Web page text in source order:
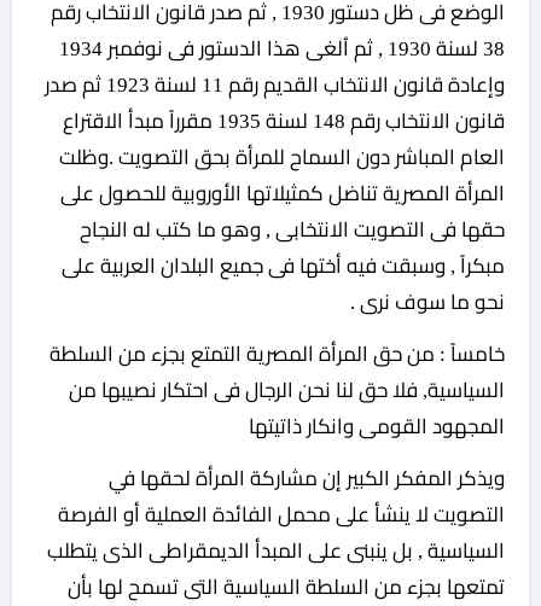
الوضع فى ظل دستور 1930 , ثم صدر قانون الانتخاب رقم
38 لسنة 1930 , ثم اُلغى هذا الدستور فى نوفمبر 1934
وإعادة قانون الانتخاب القديم رقم 11 لسنة 1923 ثم صدر
قانون الانتخاب رقم 148 لسنة 1935 مقرراً مبدأ الاقتراع
العام المباشر دون السماح للمرأة بحق التصويت .وظلت
المرأة المصرية تناضل كمثيلاتها الأوروبية للحصول على
حقها فى التصويت الانتخابى , وهو ما كتب له النجاح
مبكراً , وسبقت فيه أختها فى جميع البلدان العربية على
نحو ما سوف نرى .
خامساً : من حق المرأة المصرية التمتع بجزء من السلطة
السياسية, فلا حق لنا نحن الرجال فى احتكار نصيبها من
المجهود القومى وانكار ذاتيتها
ويذكر المفكر الكبير إن مشاركة المرأة لحقها في
التصويت لا ينشأ على محمل الفائدة العملية أو الفرصة
السياسية , بل ينبنى على المبدأ الديمقراطى الذى يتطلب
تمتعها بجزء من السلطة السياسية التى تسمح لها بأن